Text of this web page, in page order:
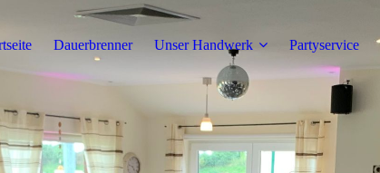
Dauerbrenner Unser Handwerk Partyservice